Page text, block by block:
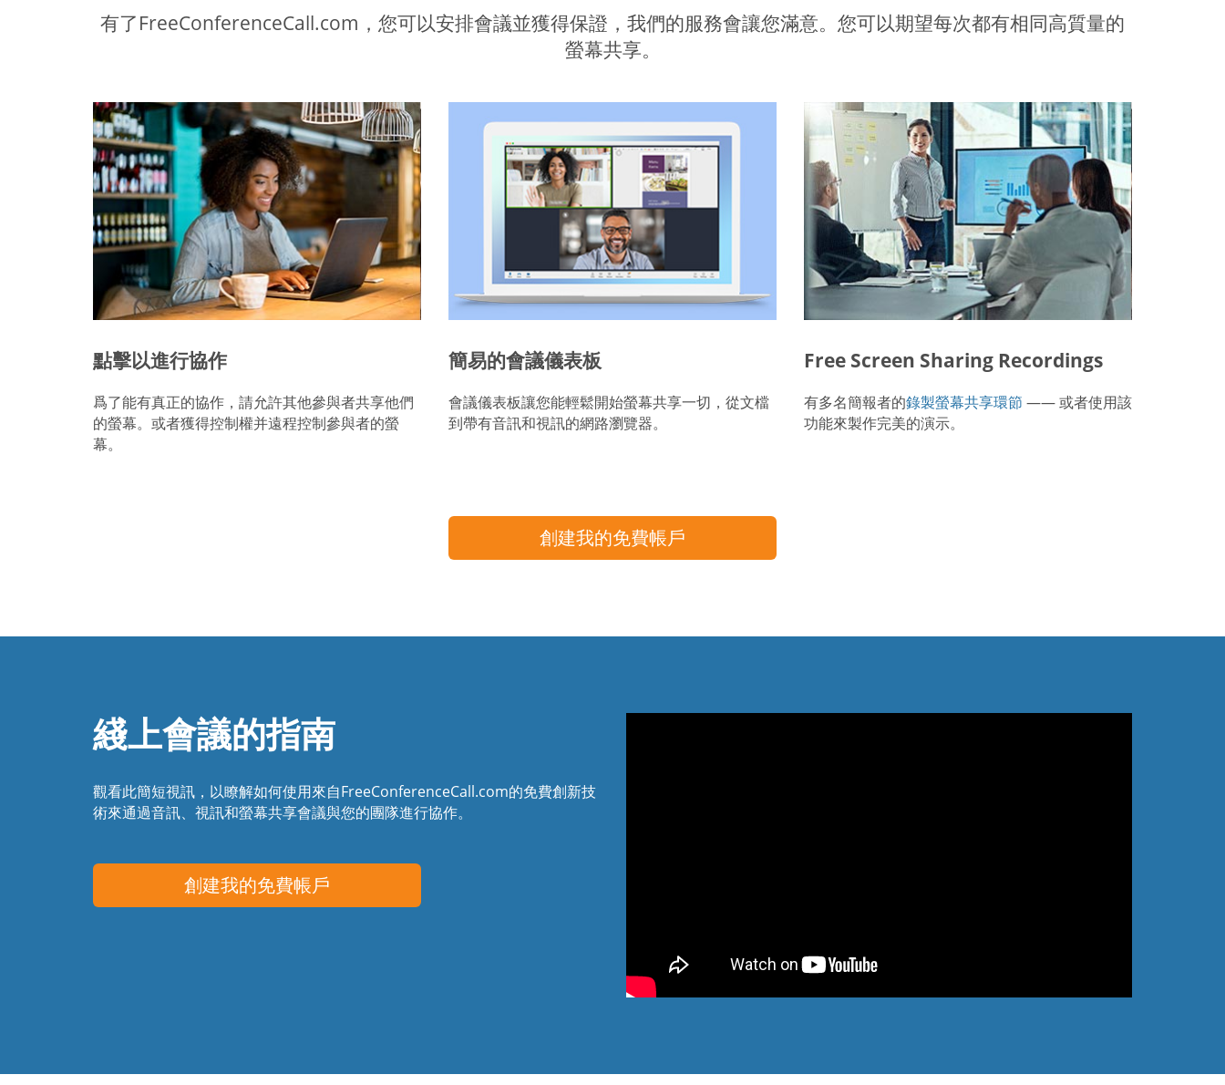
有了FreeConferenceCall.com，您可以安排會議並獲得保證，我們的服務會讓您滿意。您可以期望每次都有相同高質量的
螢幕共享。
點擊以進行協作
爲了能有真正的協作，請允許其他參與者共享他們
的螢幕。或者獲得控制權并遠程控制參與者的螢
幕。
簡易的會議儀表板
會議儀表板讓您能輕鬆開始螢幕共享一切，從文檔
到帶有音訊和視訊的網路瀏覽器。
Free Screen Sharing Recordings
有多名簡報者的錄製螢幕共享環節 —— 或者使用該
功能來製作完美的演示。
創建我的免費帳戶
綫上會議的指南
觀看此簡短視訊，以瞭解如何使用來自FreeConferenceCall.com的免費創新技
術來通過音訊、視訊和螢幕共享會議與您的團隊進行協作。
創建我的免費帳戶